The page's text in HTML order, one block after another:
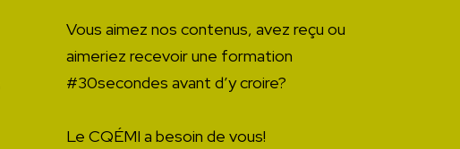
Vous aimez nos contenus, avez reçu ou
aimeriez recevoir une formation
#30secondes avant d’y croire?
Le CQÉMI a besoin de vous!